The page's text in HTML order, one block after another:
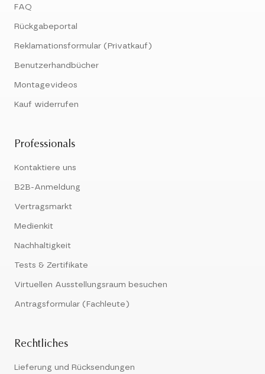
FAQ
Rückgabeportal
Reklamationsformular (Privatkauf)
Benutzerhandbücher
Montagevideos
Kauf widerrufen
Professionals
Kontaktiere uns
B2B-Anmeldung
Vertragsmarkt
Medienkit
Nachhaltigkeit
Tests & Zertifikate
Virtuellen Ausstellungsraum besuchen
Antragsformular (Fachleute)
Rechtliches
Lieferung und Rücksendungen